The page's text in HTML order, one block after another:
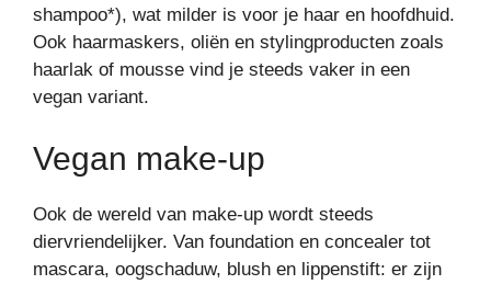
shampoo*), wat milder is voor je haar en hoofdhuid.
Ook haarmaskers, oliën en stylingproducten zoals
haarlak of mousse vind je steeds vaker in een
vegan variant.
Vegan make-up
Ook de wereld van make-up wordt steeds
diervriendelijker. Van foundation en concealer tot
mascara, oogschaduw, blush en lippenstift: er zijn